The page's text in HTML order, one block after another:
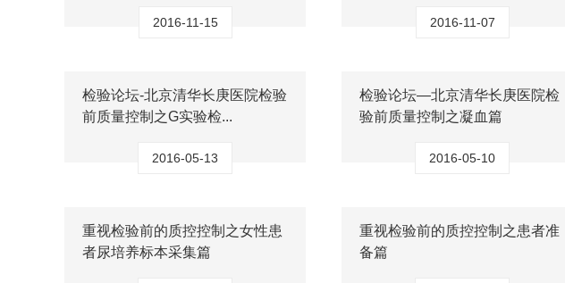
2016-11-15 2016-11-07
检验论坛-北京清华长庚医院检验
前质量控制之G实验检...
2016-05-13
检验论坛—北京清华长庚医院检
验前质量控制之凝血篇
2016-05-10
重视检验前的质控控制之女性患
者尿培养标本采集篇
重视检验前的质控控制之患者准
备篇